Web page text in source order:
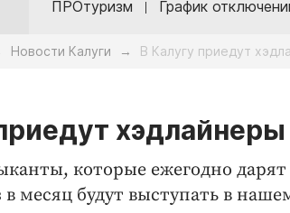
ПРОтуризм График
Новости Калуги → В Калугу приедут
которые ежегодно дарят
месяц будут выступать в